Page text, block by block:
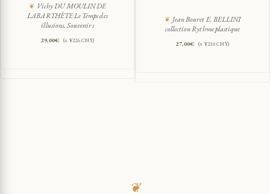
Vichy DU MOULIN DE
LABARTHÈTE Le Temps des
illusions. Souvenirs
29,00€ (≈ ¥226 CNY)
Jean Bouret E. BELLINI
collection Rythme plastique
27,00€ (≈ ¥210 CNY)
❦